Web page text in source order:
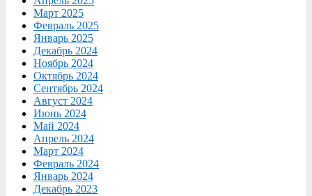
Март 2025
Февраль 2025
Январь 2025
Декабрь 2024
Ноябрь 2024
Октябрь 2024
Сентябрь 2024
Август 2024
Июнь 2024
Май 2024
Апрель 2024
Март 2024
Февраль 2024
Январь 2024
Декабрь 2023